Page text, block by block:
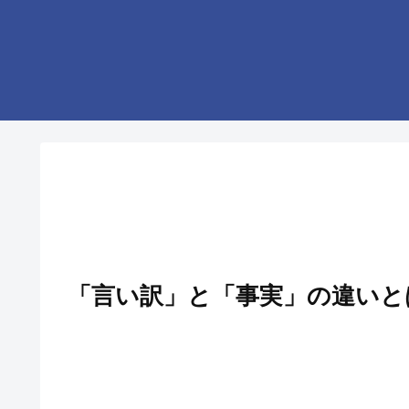
「言い訳」と「事実」の違い